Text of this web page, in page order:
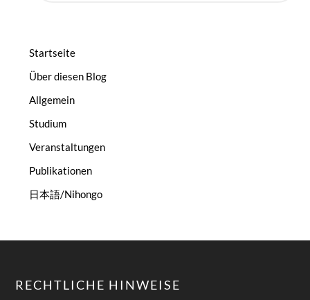
Startseite
Über diesen Blog
Allgemein
Studium
Veranstaltungen
Publikationen
日本語/Nihongo
RECHTLICHE HINWEISE